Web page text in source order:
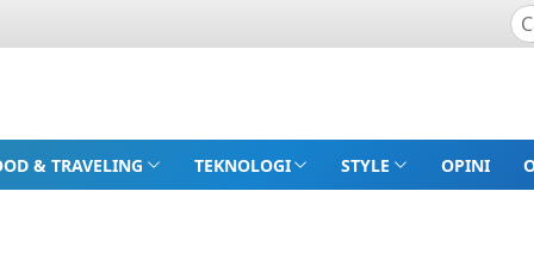
& TRAVELING TEKNOLOGI STYLE OPINI